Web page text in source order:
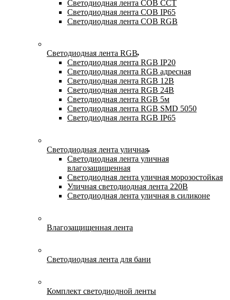
Светодиодная лента COB CCT
Светодиодная лента COB IP65
Светодиодная лента COB RGB
Светодиодная лента RGB
Светодиодная лента RGB IP20
Светодиодная лента RGB адресная
Светодиодная лента RGB 12В
Светодиодная лента RGB 24В
Светодиодная лента RGB 5м
Светодиодная лента RGB SMD 5050
Светодиодная лента RGB IP65
Светодиодная лента уличная
Светодиодная лента уличная
влагозащищенная
Светодиодная лента уличная морозостойкая
Уличная светодиодная лента 220В
Светодиодная лента уличная в силиконе
Влагозащищенная лента
Светодиодная лента для бани
Комплект светодиодной ленты